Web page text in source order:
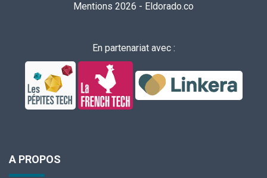
Mentions 2026 - Eldorado.co
En partenariat avec :
A PROPOS